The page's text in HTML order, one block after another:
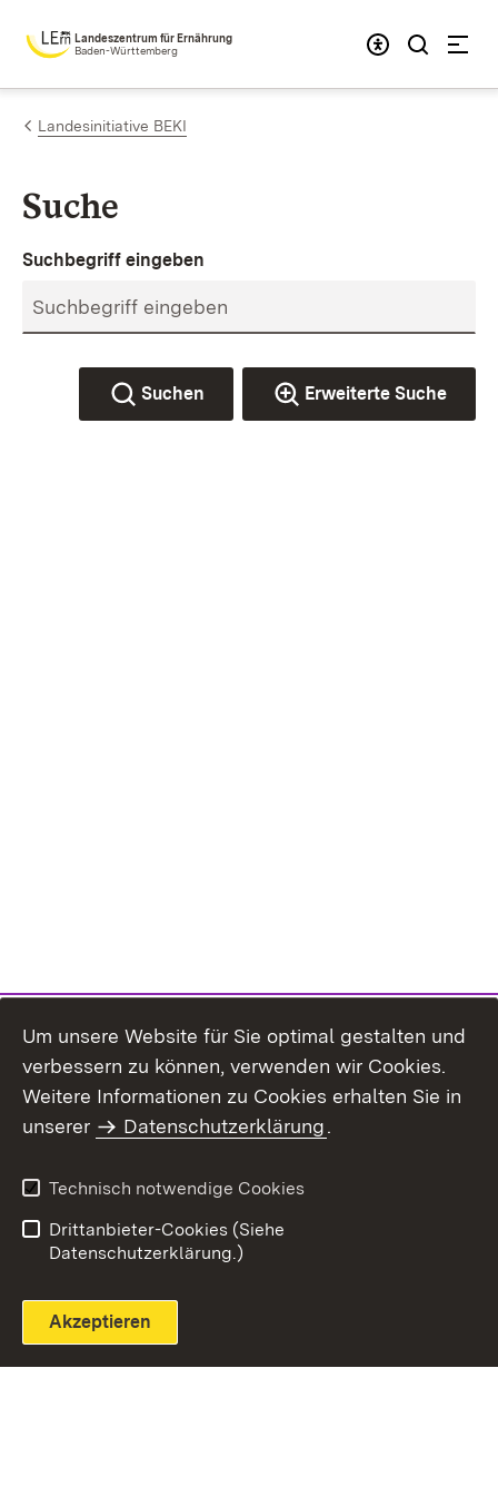
Zum Inhalt springen
Landeszentrum für Ernährung
Baden-Württemberg
Landesinitiative BEKI
Suche
Suchbegriff eingeben
Suchen Erweiterte Suche
Themenübersicht
Um unsere Website für Sie optimal gestalten und
verbessern zu können, verwenden wir Cookies.
Weitere Informationen zu Cookies erhalten Sie in
unserer
Datenschutzerklärung.
Technisch notwendige Cookies
Drittanbieter-Cookies (Siehe
Datenschutzerklärung.)
Akzeptieren